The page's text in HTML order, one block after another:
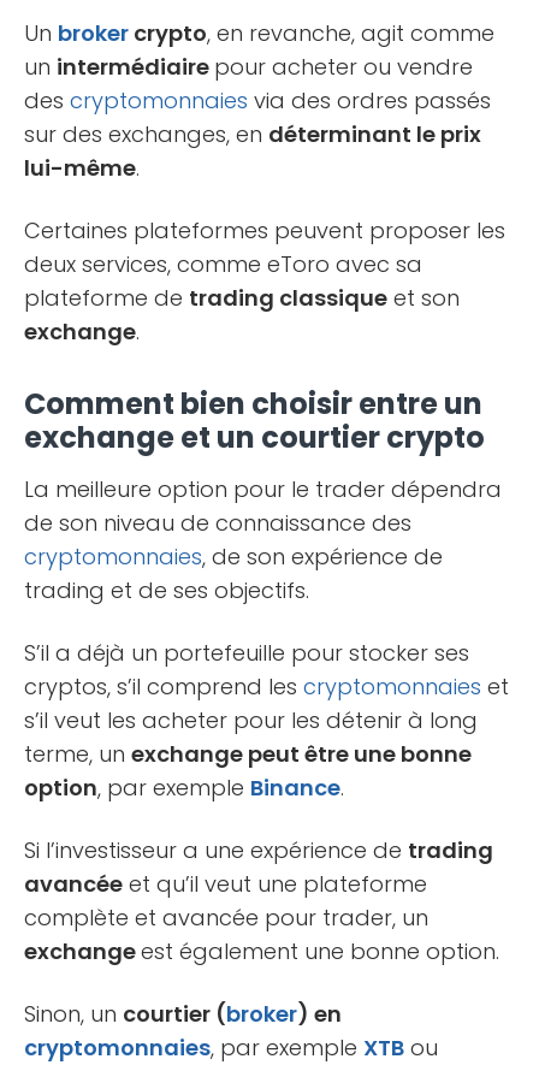
Un broker crypto, en revanche, agit comme
un intermédiaire pour acheter ou vendre
des cryptomonnaies via des ordres passés
sur des exchanges, en déterminant le prix
lui-même.
Certaines plateformes peuvent proposer les
deux services, comme eToro avec sa
plateforme de trading classique et son
exchange.
Comment bien choisir entre un
exchange et un courtier crypto
La meilleure option pour le trader dépendra
de son niveau de connaissance des
cryptomonnaies, de son expérience de
trading et de ses objectifs.
S’il a déjà un portefeuille pour stocker ses
cryptos, s’il comprend les cryptomonnaies et
s’il veut les acheter pour les détenir à long
terme, un exchange peut être une bonne
option, par exemple Binance.
Si l’investisseur a une expérience de trading
avancée et qu’il veut une plateforme
complète et avancée pour trader, un
exchangeest également une bonne option.
Sinon, un courtier (broker) en
cryptomonnaies, par exemple XTB ou